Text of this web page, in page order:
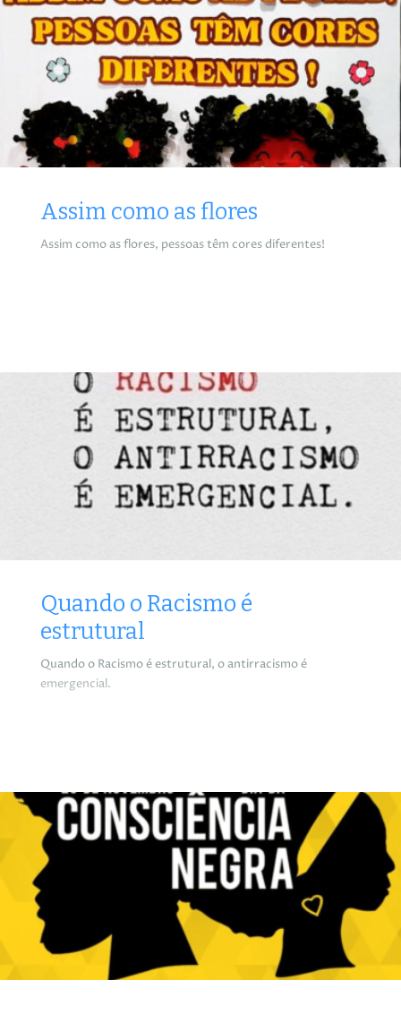
Assim como as flores
Assim como as flores, pessoas têm cores diferentes!
Quando o Racismo é
estrutural
Quando o Racismo é estrutural, o antirracismo é
emergencial.